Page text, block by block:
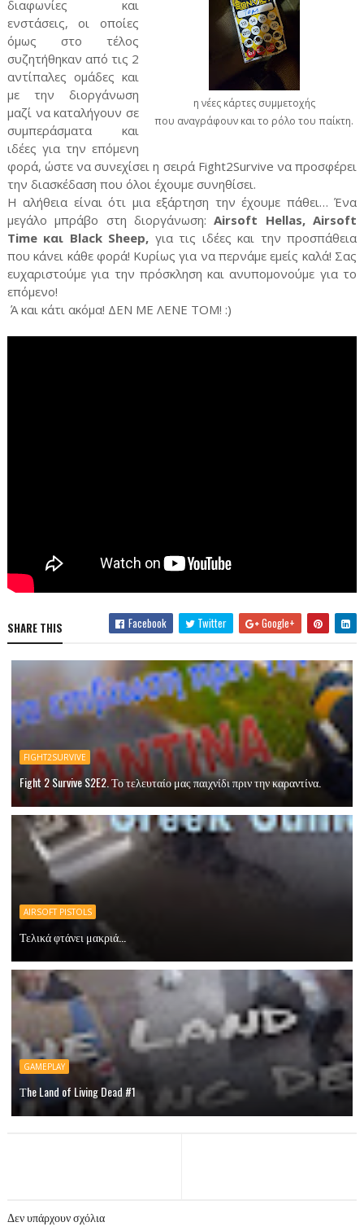
η νέες κάρτες συμμετοχής
που αναγράφουν και το ρόλο του παίκτη.
διαφωνίες και
ενστάσεις, οι οποίες
όμως στο τέλος
συζητήθηκαν από τις 2
αντίπαλες ομάδες και
με την διοργάνωση
μαζί να καταλήγουν σε
συμπεράσματα και
ιδέες για την επόμενη
φορά, ώστε να συνεχίσει η σειρά Fight2Survive να προσφέρει
την διασκέδαση που όλοι έχουμε συνηθίσει.
Η αλήθεια είναι ότι μια εξάρτηση την έχουμε πάθει… Ένα
μεγάλο μπράβο στη διοργάνωση:Airsoft Hellas, Airsoft
Time και Black Sheep, για τις ιδέες και την προσπάθεια
που κάνει κάθε φορά! Κυρίως για να περνάμε εμείς καλά! Σας
ευχαριστούμε για την πρόσκληση και ανυπομονούμε για το
επόμενο!
Ά και κάτι ακόμα! ΔΕΝ ΜΕ ΛΕΝΕ ΤΟΜ! :)
SHARE THIS Facebook Twitter Google+
FIGHT2SURVIVE
Fight 2 Survive S2E2. Το τελευταίο μας παιχνίδι πριν την καραντίνα.
AIRSOFT PISTOLS
Τελικά φτάνει μακριά...
GAMEPLAY
Τhe Land of Living Dead #1
Δεν υπάρχουν σχόλια